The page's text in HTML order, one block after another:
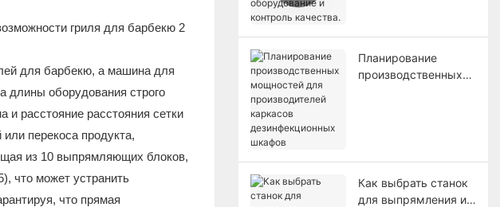
для барбекю, а машина для
длины оборудования строго
и расстояние расстояния сетки
перекоса продукта,
из 10 выпрямляющих блоков,
что может устранить
что прямая
Планирование
производственных
Как выбрать станок
для выпрямления и